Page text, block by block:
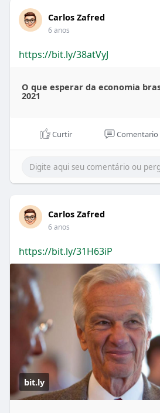
Carlos Zafred
6 anos
https://bit.ly/38atVyJ
O que esperar da economia
2021
Curtir Comentario
Carlos Zafred
6 anos
https://bit.ly/31H63iP
bit.ly